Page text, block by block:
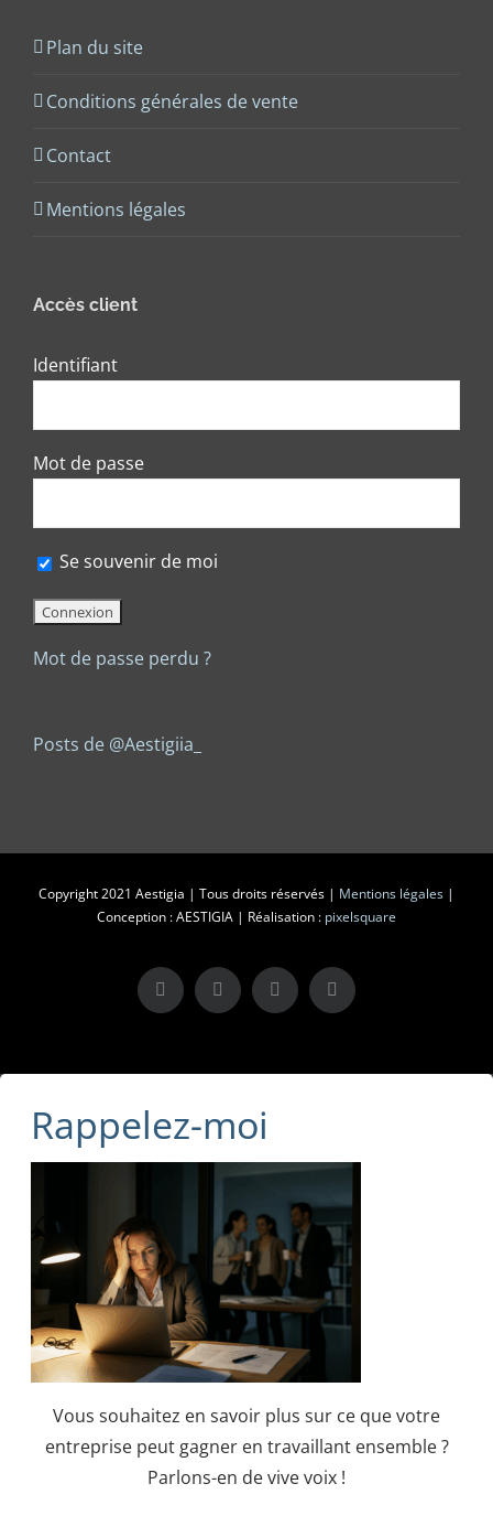
Plan du site
Conditions générales de vente
Contact
Mentions légales
Accès client
Identifiant
Mot de passe
Se souvenir de moi
Mot de passe perdu ?
Posts de @Aestigiia_
Copyright 2021 Aestigia | Tous droits réservés | Mentions légales |
Conception : AESTIGIA | Réalisation : pixelsquare
X LinkedInInstagramFacebook
Rappelez-moi
Vous souhaitez en savoir plus sur ce que votre
entreprise peut gagner en travaillant ensemble ?
Parlons-en de vive voix !